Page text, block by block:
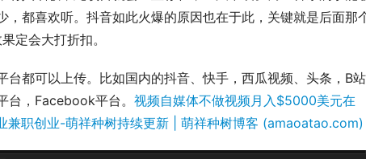
都喜欢听。抖音如此火爆的原因也在于此，关键就是后面那
定会大打折扣。
都可以上传。比如国内的抖音、快手，西瓜视频、头条，B站
，Facebook平台。 视频自媒体不做视频月入$5000美元在
兼职创业-萌祥种树持续更新 | 萌祥种树博客 (amaoatao.com)